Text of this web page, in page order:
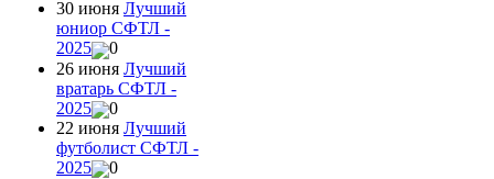
30 июня Лучший
юниор СФТЛ -
2025
0
26 июня Лучший
вратарь СФТЛ -
2025
0
22 июня Лучший
футболист СФТЛ -
2025
0